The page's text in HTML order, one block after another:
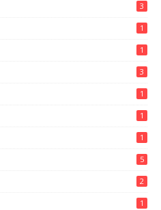
3
1
1
3
1
1
1
5
2
1